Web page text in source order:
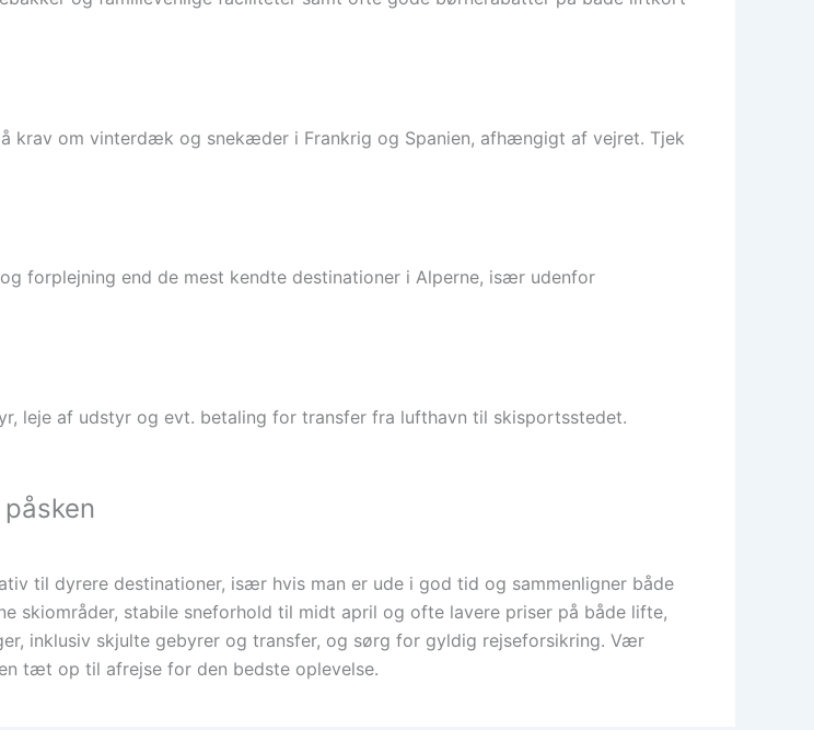
om vinterdæk og snekæder i Frankrig og Spanien, afhængigt af vejret. Tjek
forplejning end de mest kendte destinationer i Alperne, især udenfor
leje af udstyr og evt. betaling for transfer fra lufthavn til skisportsstedet.
til dyrere destinationer, især hvis man er ude i god tid og sammenligner både
skiområder, stabile sneforhold til midt april og ofte lavere priser på både lifte,
inklusiv skjulte gebyrer og transfer, og sørg for gyldig rejseforsikring. Vær
tæt op til afrejse for den bedste oplevelse.